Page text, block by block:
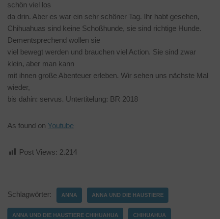
schön viel los
da drin. Aber es war ein sehr schöner Tag. Ihr habt gesehen,
Chihuahuas sind keine Schoßhunde, sie sind richtige Hunde.
Dementsprechend wollen sie
viel bewegt werden und brauchen viel Action. Sie sind zwar
klein, aber man kann
mit ihnen große Abenteuer erleben. Wir sehen uns nächste Mal
wieder,
bis dahin: servus. Untertitelung: BR 2018
As found on Youtube
Post Views: 2.214
Schlagwörter: ANNA ANNA UND DIE HAUSTIERE
ANNA UND DIE HAUSTIERE CHIHUAHUA CHIHUAHUA